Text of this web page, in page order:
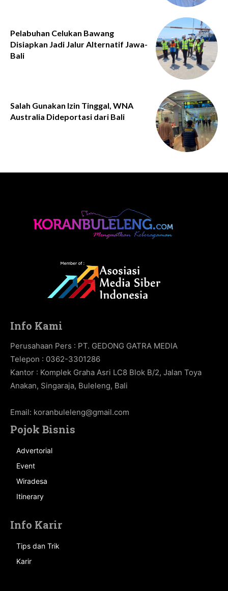
Pelabuhan Celukan Bawang
Disiapkan Jadi Jalur Alternatif Jawa-
Bali
Salah Gunakan Izin Tinggal, WNA
Australia Dideportasi dari Bali
Info Kami
Perusahaan Pers : PT. GEDONG GATRA MEDIA
Telepon : 0362-3301286
Kantor : Komplek Graha Asri LC8 Blok B/2, Jalan Toya
Anakan, Singaraja, Buleleng, Bali
Email: koranbuleleng@gmail.com
Pojok Bisnis
Advertorial
Event
Wiradesa
Itinerary
Info Karir
Tips dan Trik
Karir